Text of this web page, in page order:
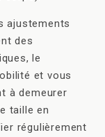
ajustements
des
le
et vous
à demeurer
taille en
régulièrement